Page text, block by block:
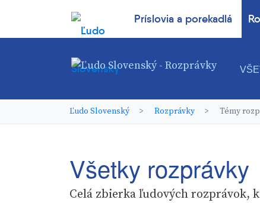
Príslovia a porekadlá
Ľudo Slovenský Rozprávky Témy
Všetky rozprávky
Celá zbierka ľudových rozprávok,